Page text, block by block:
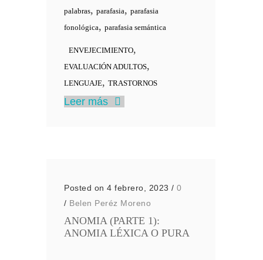
palabras, parafasia, parafasia
fonológica, parafasia semántica
ENVEJECIMIENTO,
EVALUACIÓN ADULTOS,
LENGUAJE, TRASTORNOS
Leer más
Posted on 4 febrero, 2023 / 0
/ Belen Peréz Moreno
ANOMIA (PARTE 1):
ANOMIA LÉXICA O PURA